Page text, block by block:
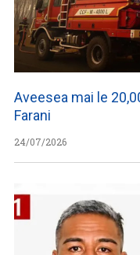
Aveesea mai le
Farani
24/07/2026